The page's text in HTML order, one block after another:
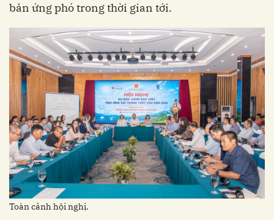
bản ứng phó trong thời gian tới.
Toàn cảnh hội nghị.